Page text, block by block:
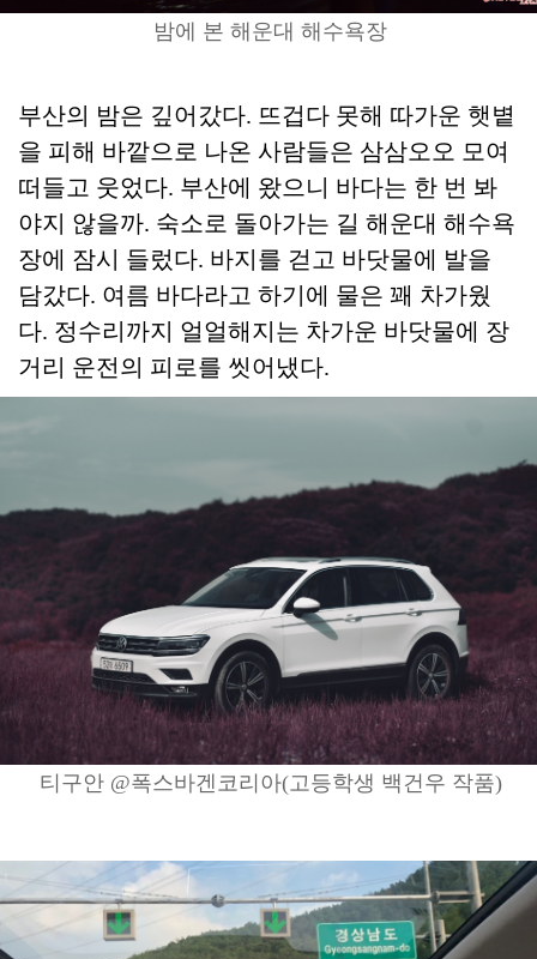
밤에 본 해운대 해수욕장
부산의 밤은 깊어갔다. 뜨겁다 못해 따가운 햇볕
을 피해 바깥으로 나온 사람들은 삼삼오오 모여
떠들고 웃었다. 부산에 왔으니 바다는 한 번 봐
야지 않을까. 숙소로 돌아가는 길 해운대 해수욕
장에 잠시 들렀다. 바지를 걷고 바닷물에 발을
담갔다. 여름 바다라고 하기에 물은 꽤 차가웠
다. 정수리까지 얼얼해지는 차가운 바닷물에 장
거리 운전의 피로를 씻어냈다.
티구안 @폭스바겐코리아(고등학생 백건우 작품)